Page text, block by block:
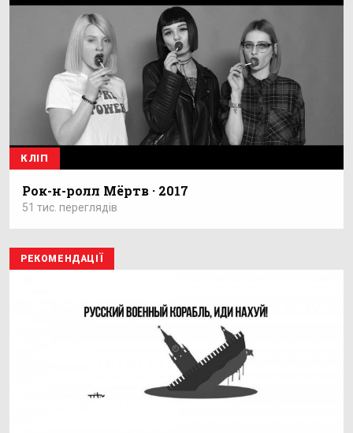
КЛІП
Рок-н-ролл Мёртв · 2017
51 тис. переглядів
РЕКОМЕНДАЦІЇ